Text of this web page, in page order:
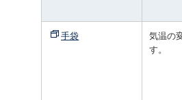
手袋
気温の
す。